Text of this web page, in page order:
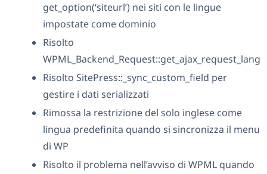
get_option(‘siteurl’) nei siti con le lingue
impostate come dominio
Risolto
WPML_Backend_Request::get_ajax_request_lang
Risolto SitePress::_sync_custom_field per
gestire i dati serializzati
Rimossa la restrizione del solo inglese come
lingua predefinita quando si sincronizza il menu
di WP
Risolto il problema nell’avviso di WPML quando